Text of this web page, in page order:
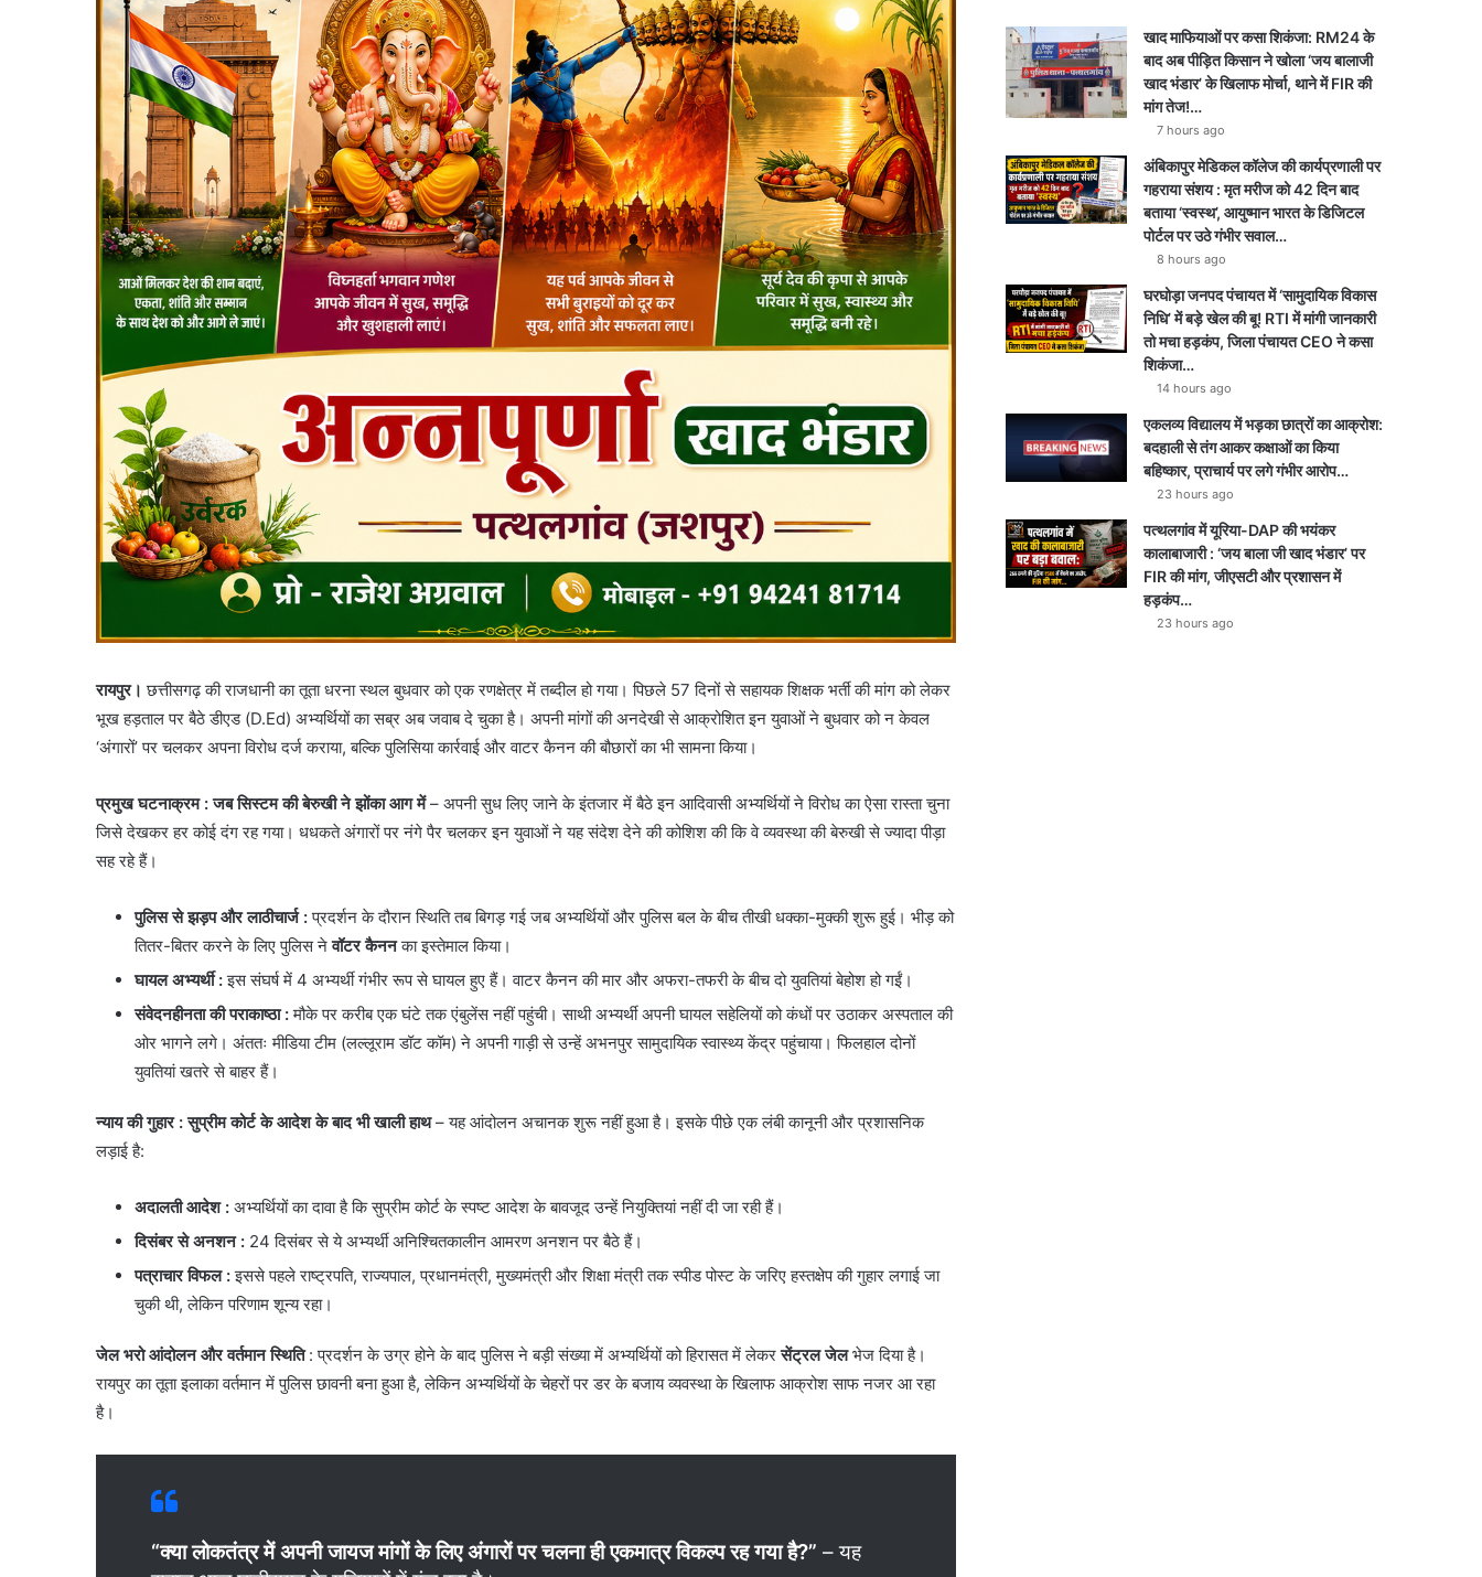
रायपुर। छत्तीसगढ़ की राजधानी का तूता धरना स्थल बुधवार को एक रणक्षेत्र में तब्दील हो गया। पिछले 57 दिनों से सहायक शिक्षक भर्ती की मांग को लेकर
भूख हड़ताल पर बैठे डीएड (D.Ed) अभ्यर्थियों का सब्र अब जवाब दे चुका है। अपनी मांगों की अनदेखी से आक्रोशित इन युवाओं ने बुधवार को न केवल
‘अंगारों’ पर चलकर अपना विरोध दर्ज कराया, बल्कि पुलिसिया कार्रवाई और वाटर कैनन की बौछारों का भी सामना किया।
प्रमुख घटनाक्रम : जब सिस्टम की बेरुखी ने झोंका आग में– अपनी सुध लिए जाने के इंतजार में बैठे इन आदिवासी अभ्यर्थियों ने विरोध का ऐसा रास्ता चुना
जिसे देखकर हर कोई दंग रह गया। धधकते अंगारों पर नंगे पैर चलकर इन युवाओं ने यह संदेश देने की कोशिश की कि वे व्यवस्था की बेरुखी से ज्यादा पीड़ा
सह रहे हैं।
पुलिस से झड़प और लाठीचार्ज :प्रदर्शन के दौरान स्थिति तब बिगड़ गई जब अभ्यर्थियों और पुलिस बल के बीच तीखी धक्का-मुक्की शुरू हुई। भीड़ को
तितर-बितर करने के लिए पुलिस नेवॉटर कैननका इस्तेमाल किया।
घायल अभ्यर्थी :इस संघर्ष में 4 अभ्यर्थी गंभीर रूप से घायल हुए हैं। वाटर कैनन की मार और अफरा-तफरी के बीच दो युवतियां बेहोश हो गईं।
संवेदनहीनता की पराकाष्ठा :मौके पर करीब एक घंटे तक एंबुलेंस नहीं पहुंची। साथी अभ्यर्थी अपनी घायल सहेलियों को कंधों पर उठाकर अस्पताल की
ओर भागने लगे। अंततः मीडिया टीम (लल्लूराम डॉट कॉम) ने अपनी गाड़ी से उन्हें अभनपुर सामुदायिक स्वास्थ्य केंद्र पहुंचाया। फिलहाल दोनों
युवतियां खतरे से बाहर हैं।
न्याय की गुहार : सुप्रीम कोर्ट के आदेश के बाद भी खाली हाथ– ​यह आंदोलन अचानक शुरू नहीं हुआ है। इसके पीछे एक लंबी कानूनी और प्रशासनिक
लड़ाई है:
अदालती आदेश : अभ्यर्थियों का दावा है कि सुप्रीम कोर्ट के स्पष्ट आदेश के बावजूद उन्हें नियुक्तियां नहीं दी जा रही हैं।
दिसंबर से अनशन : 24 दिसंबर से ये अभ्यर्थी अनिश्चितकालीन आमरण अनशन पर बैठे हैं।
पत्राचार विफल :इससे पहले राष्ट्रपति, राज्यपाल, प्रधानमंत्री, मुख्यमंत्री और शिक्षा मंत्री तक स्पीड पोस्ट के जरिए हस्तक्षेप की गुहार लगाई जा
चुकी थी, लेकिन परिणाम शून्य रहा।
जेल भरो आंदोलन और वर्तमान स्थिति: ​प्रदर्शन के उग्र होने के बाद पुलिस ने बड़ी संख्या में अभ्यर्थियों को हिरासत में लेकरसेंट्रल जेलभेज दिया है।
रायपुर का तूता इलाका वर्तमान में पुलिस छावनी बना हुआ है, लेकिन अभ्यर्थियों के चेहरों पर डर के बजाय व्यवस्था के खिलाफ आक्रोश साफ नजर आ रहा
है।
“क्या लोकतंत्र में अपनी जायज मांगों के लिए अंगारों पर चलना ही एकमात्र विकल्प रह गया है?” – यह
खाद माफियाओं पर कसा शिकंजा: RM24 के
बाद अब पीड़ित किसान ने खोला ‘जय बालाजी
खाद भंडार’ के खिलाफ मोर्चा, थाने में FIR की
मांग तेज!…
7 hours ago
अंबिकापुर मेडिकल कॉलेज की कार्यप्रणाली पर
गहराया संशय : मृत मरीज को 42 दिन बाद
बताया ‘स्वस्थ’, आयुष्मान भारत के डिजिटल
पोर्टल पर उठे गंभीर सवाल…
8 hours ago
घरघोड़ा जनपद पंचायत में ‘सामुदायिक विकास
निधि’ में बड़े खेल की बू! RTI में मांगी जानकारी
तो मचा हड़कंप, जिला पंचायत CEO ने कसा
शिकंजा…
14 hours ago
एकलव्य विद्यालय में भड़का छात्रों का आक्रोश:
बदहाली से तंग आकर कक्षाओं का किया
बहिष्कार, प्राचार्य पर लगे गंभीर आरोप…
23 hours ago
पत्थलगांव में यूरिया-DAP की भयंकर
कालाबाजारी : ‘जय बाला जी खाद भंडार’ पर
FIR की मांग, जीएसटी और प्रशासन में
हड़कंप…
23 hours ago